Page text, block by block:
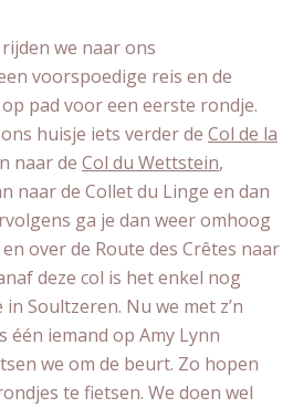
we naar ons
voorspoedige reis en de
pad voor een eerste rondje.
huisje iets verder de Col de la
naar de Col du Wettstein,
naar de Collet du Linge en dan
ga je dan weer omhoog
en over de Route des Crêtes naar
deze col is het enkel nog
Soultzeren. Nu we met z’n
één iemand op Amy Lynn
we om de beurt. Zo hopen
te fietsen. We doen wel